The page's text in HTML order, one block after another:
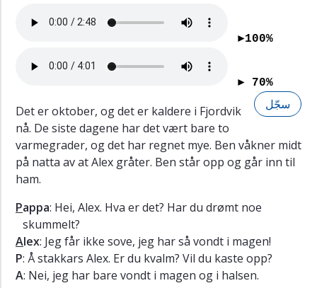
سسيليه
Grammatikk
Uttale
اللفظ
تمارين
الاستماع
Oppgaver
التمارين
►100%
► 70%
سجّل
Det er oktober, og det er kaldere i Fjordvik
nå. De siste dagene har det vært bare to
varmegrader, og det har regnet mye. Ben våkner midt
på natta av at Alex gråter. Ben står opp og går inn til
ham.
Pappa: Hei, Alex. Hva er det? Har du drømt noe
skummelt?
Alex: Jeg får ikke sove, jeg har så vondt i magen!
P: Å stakkars Alex. Er du kvalm? Vil du kaste opp?
A: Nei, jeg har bare vondt i magen og i halsen.